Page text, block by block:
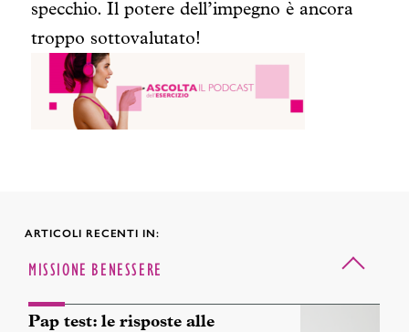
ARTICOLI RECENTI IN:
MISSIONE BENESSERE
Pap test: le risposte alle
specchio. Il potere dell’impegno è ancora
troppo sottovalutato!